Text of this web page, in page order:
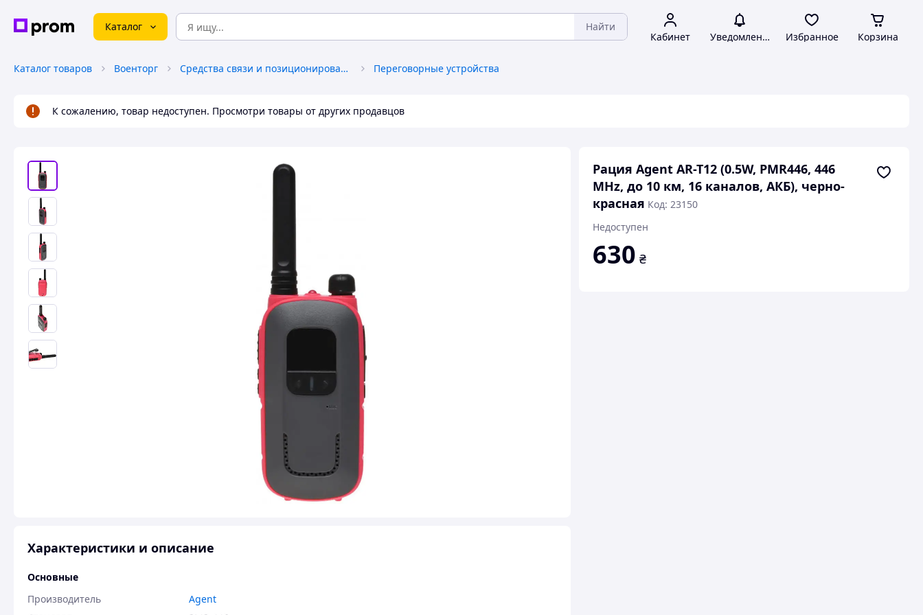
Каталог Найти
Кабинет Уведомления Избранное Корзина
Каталог товаров Военторг Средства связи и позиционирования Переговорные устройства
К сожалению, товар недоступен. Просмотри товары от других продавцов
Рация Agent AR-T12 (0.5W, PMR446, 446
MHz, до 10 км, 16 каналов, АКБ), черно-
красная Код: 23150
Недоступен
630 ₴
Характеристики и описание
Основные
Производитель
Agent